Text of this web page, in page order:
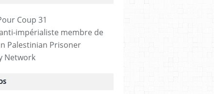
impérialiste membre de
Palestinian Prisoner
Network